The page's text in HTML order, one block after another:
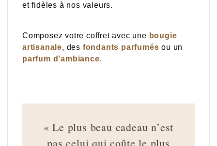
et fidèles à nos valeurs.
Composez votre coffret avec une bougie
artisanale, des fondants parfumés ou un
parfum d’ambiance.
« Le plus beau cadeau n’est
pas celui qui coûte le plus